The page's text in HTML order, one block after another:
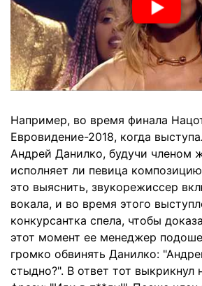
Например, во время финала
Евровидение-2018, когда
Андрей Данилко, будучи членом
исполняет ли певица
это выяснить, звукорежиссер
вокала, и во время этого
конкурсантка спела, чтобы
этот момент ее менеджер
громко обвинять Данилко:
стыдно?". В ответ тот выкрикнул